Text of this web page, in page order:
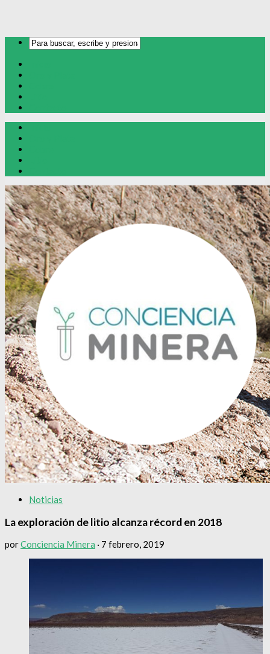
Noticias
La exploración de litio alcanza récord en 2018
porConciencia Minera · 7 febrero, 2019